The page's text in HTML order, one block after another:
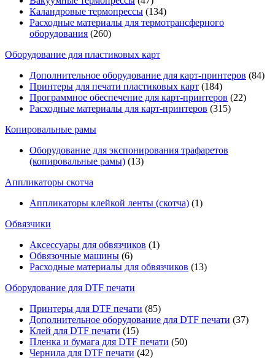
Каландровые термопрессы (134)
Расходные материалы для термотрансферного
оборудования (260)
Оборудование для пластиковых карт
Дополнительное оборудование для карт-принтеров (84)
Принтеры для печати пластиковых карт (184)
Программное обеспечение для карт-принтеров (22)
Расходные материалы для карт-принтеров (315)
Копировальные рамы
Оборудование для экспонирования трафаретов
(копировальные рамы) (13)
Аппликаторы скотча
Аппликаторы клейкой ленты (скотча) (1)
Обвязчики
Аксессуары для обвязчиков (1)
Обвязочные машины (6)
Расходные материалы для обвязчиков (13)
Оборудование для DTF печати
Принтеры для DTF печати (85)
Дополнительное оборудование для DTF печати (37)
Клей для DTF печати (15)
Пленка и бумага для DTF печати (50)
Чернила для DTF печати (42)